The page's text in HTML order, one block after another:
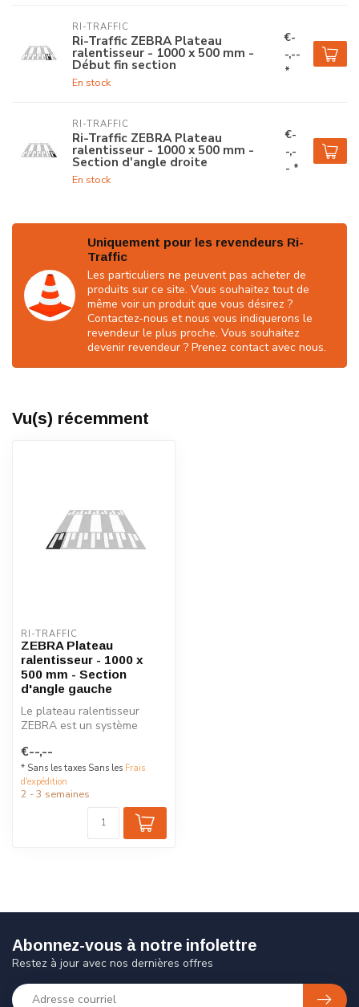
RI-TRAFFIC
Ri-Traffic ZEBRA Plateau
ralentisseur - 1000 x 500 mm -
Début fin section
En stock
€-
-,--
*
RI-TRAFFIC
Ri-Traffic ZEBRA Plateau
ralentisseur - 1000 x 500 mm -
Section d'angle droite
En stock
€-
-,-
- *
Uniquement pour les revendeurs Ri-
Traffic
Les particuliers ne peuvent pas acheter de
produits sur ce site. Vous souhaitez tout de
même voir un produit que vous désirez ?
Contactez-nous et nous vous indiquerons le
revendeur le plus proche. Vous souhaitez
devenir revendeur ? Prenez contact avec nous.
Vu(s) récemment
RI-TRAFFIC
ZEBRA Plateau
ralentisseur - 1000 x
500 mm - Section
d'angle gauche
Le plateau ralentisseur
ZEBRA est un système
vulcanisé a...
€--,--
* Sans les taxes Sans les Frais
d'expédition
2 - 3 semaines
Abonnez-vous à notre infolettre
Restez à jour avec nos dernières offres